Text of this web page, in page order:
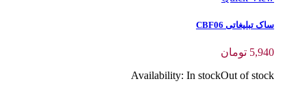
ساک تبلیغاتی CBF06
5,940 تومان
Availability: In stockOut of stock